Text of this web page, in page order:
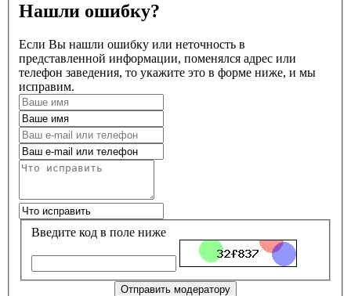
Нашли ошибку?
Если Вы нашли ошибку или неточность в
представленной информации, поменялся адрес или
телефон заведения, то укажите это в форме ниже, и мы
исправим.
Введите код в поле ниже
Отправить модератору